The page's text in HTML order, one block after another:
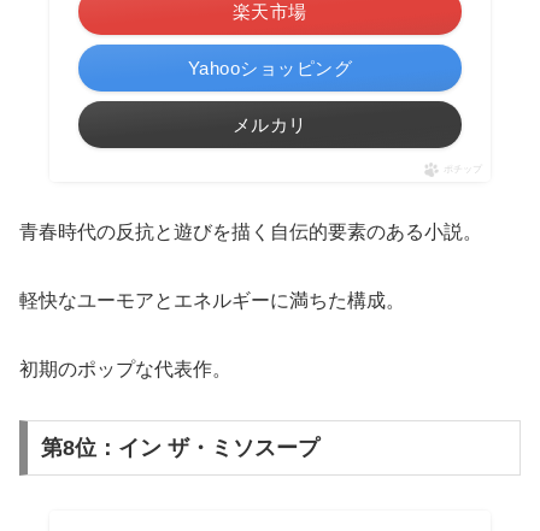
楽天市場
Yahooショッピング
メルカリ
ポチップ
青春時代の反抗と遊びを描く自伝的要素のある小説。
軽快なユーモアとエネルギーに満ちた構成。
初期のポップな代表作。
第8位：イン ザ・ミソスープ